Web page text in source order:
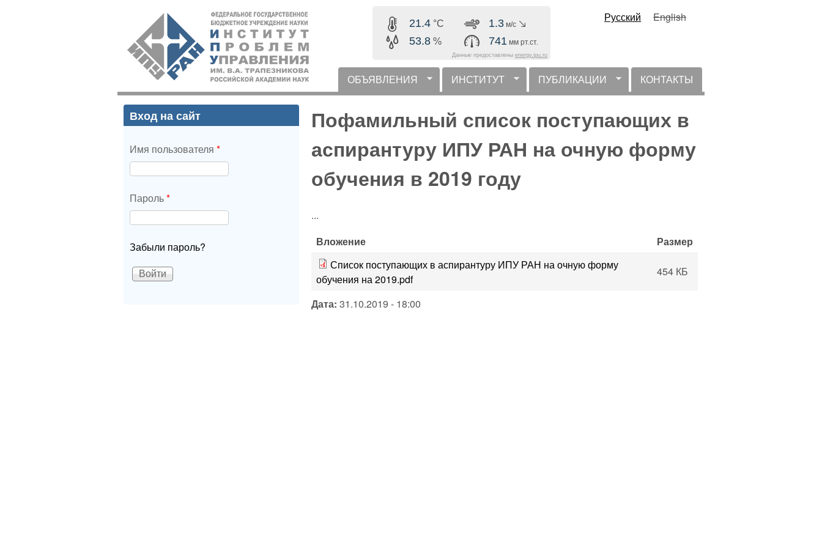
содержанию
ИПУ
РАН
21.4 °C
53.8 %
1.3 м/с
741 мм рт.ст.
Данные предоставлены energy.ipu.ru
Русский English
горизонтальное меню
ОБЪЯВЛЕНИЯ ИНСТИТУТ ПУБЛИКАЦИИ КОНТАКТЫ
Пофамильный список поступающих в
аспирантуру ИПУ РАН на очную форму
обучения в 2019 году
...
Вложение
Размер
Список поступающих в аспирантуру ИПУ РАН на очную форму
обучения на 2019.pdf
454 КБ
Дата:31.10.2019 - 18:00
Вход на сайт
Имя пользователя *
Пароль*
Забыли пароль?